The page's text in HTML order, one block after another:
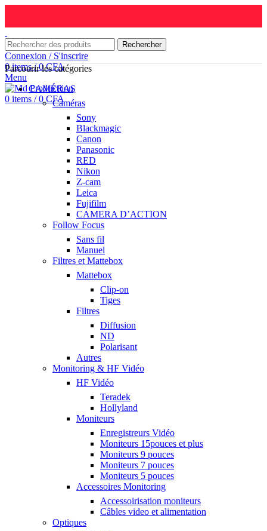
Rechercher
Connexion / S'inscrire
0items / 0CFA
Menu
0 items / 0 CFA
Parcourir les catégories
CAMÉRAS
Caméras
Sony
Blackmagic
Canon
Panasonic
RED
Nikon
Z-cam
Leica
Fujifilm
CAMERA D’ACTION
Follow Focus
Sans fil
Manuel
Filtres et Mattebox
Mattebox
Clip-on
Tiges
Filtres
Diffusion
ND
Polarisant
Autres
Monitoring & HF Vidéo
HF Vidéo
Teradek
Hollyland
Moniteurs
Enregistreurs Vidéo
Moniteurs 15pouces et plus
Moniteurs 9 pouces
Moniteurs 7 pouces
Moniteurs 5 pouces
Accessoires Monitoring
Accessoirisation moniteurs
Câbles video et alimentation
Optiques